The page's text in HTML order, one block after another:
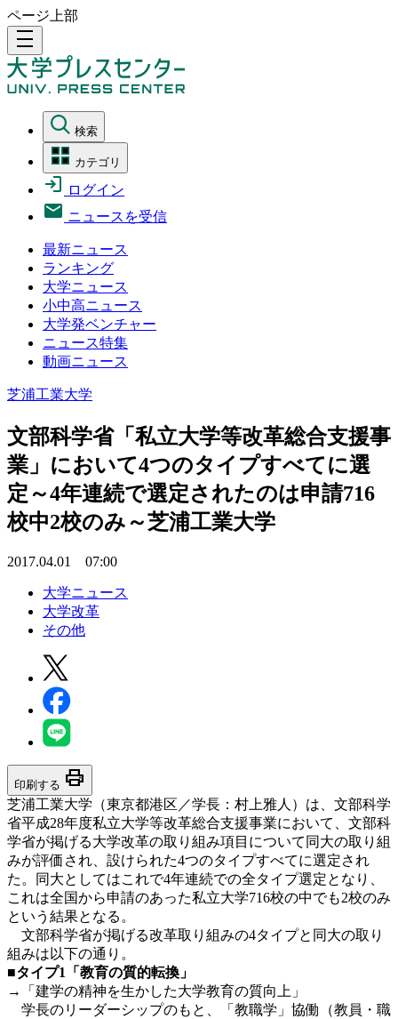
ページ上部
density_medium
検索
カテゴリ
ログイン
ニュースを受信
最新ニュース
ランキング
大学ニュース
小中高ニュース
大学発ベンチャー
ニュース特集
動画ニュース
芝浦工業大学
文部科学省「私立大学等改革総合支援事
業」において4つのタイプすべてに選
定～4年連続で選定されたのは申請716
校中2校のみ～芝浦工業大学
2017.04.01 07:00
大学ニュース
大学改革
その他
印刷する print
芝浦工業大学（東京都港区／学長：村上雅人）は、文部科学
省平成28年度私立大学等改革総合支援事業において、文部科
学省が掲げる大学改革の取り組み項目について同大の取り組
みが評価され、設けられた4つのタイプすべてに選定され
た。同大としてはこれで4年連続での全タイプ選定となり、
これは全国から申請のあった私立大学716校の中でも2校のみ
という結果となる。
文部科学省が掲げる改革取り組みの4タイプと同大の取り
組みは以下の通り。
■タイプ1「教育の質的転換」
→「建学の精神を生かした大学教育の質向上」
学長のリーダーシップのもと、「教職学」協働（教員・職